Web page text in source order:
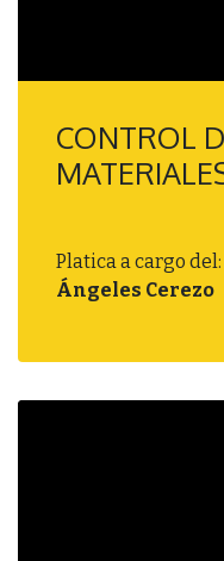
CONTROL
Platica a cargo del:
Ángeles Cerezo